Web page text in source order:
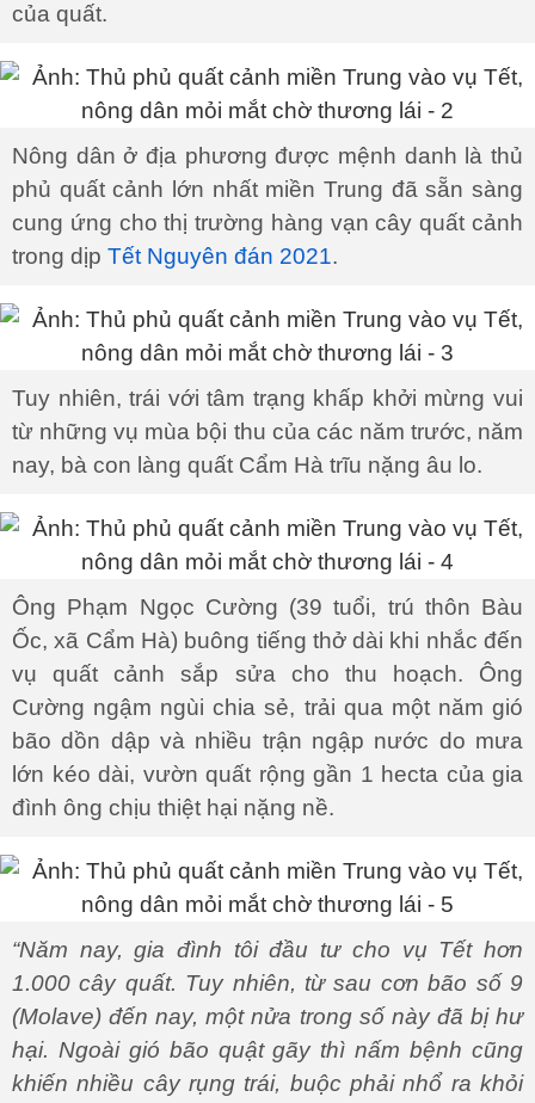
của quất.
Nông dân ở địa phương được mệnh danh là thủ
phủ quất cảnh lớn nhất miền Trung đã sẵn sàng
cung ứng cho thị trường hàng vạn cây quất cảnh
trong dịp Tết Nguyên đán 2021.
Tuy nhiên, trái với tâm trạng khấp khởi mừng vui
từ những vụ mùa bội thu của các năm trước, năm
nay, bà con làng quất Cẩm Hà trĩu nặng âu lo.
Ông Phạm Ngọc Cường (39 tuổi, trú thôn Bàu
Ốc, xã Cẩm Hà) buông tiếng thở dài khi nhắc đến
vụ quất cảnh sắp sửa cho thu hoạch. Ông
Cường ngậm ngùi chia sẻ, trải qua một năm gió
bão dồn dập và nhiều trận ngập nước do mưa
lớn kéo dài, vườn quất rộng gần 1 hecta của gia
đình ông chịu thiệt hại nặng nề.
“Năm nay, gia đình tôi đầu tư cho vụ Tết hơn
1.000 cây quất. Tuy nhiên, từ sau cơn bão số 9
(Molave) đến nay, một nửa trong số này đã bị hư
hại. Ngoài gió bão quật gãy thì nấm bệnh cũng
khiến nhiều cây rụng trái, buộc phải nhổ ra khỏi